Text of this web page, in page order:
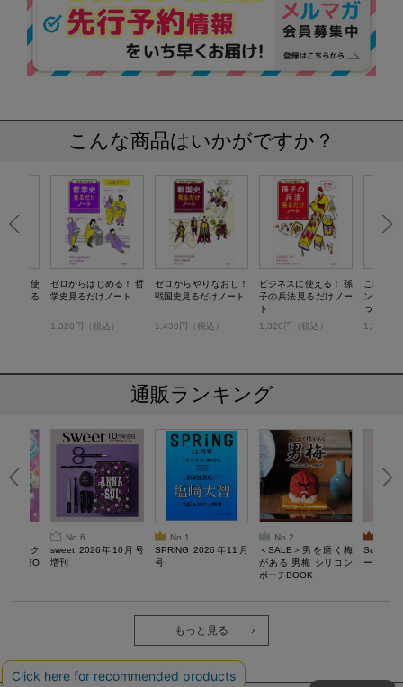
こんな商品はいかがですか？
すぐ使
済学見る
ゼロからはじめる！ 哲
学史見るだけノート
1,320円（税込）
ゼロからやりなおし！
戦国史見るだけノート
1,430円（税込）
ビジネスに使える！ 孫
子の兵法見るだけノー
ト
1,320円（税込）
これか
ンに必
つく！
だけノー
1,320円
通販ランキング
るスク
ぷにBO
No.6
sweet 2026年10月号
増刊
No.1
SPRiNG 2026年11月
号
No.2
＜SALE＞男を磨く梅
がある 男梅 シリコン
ポーチBOOK
ーツチャ
もっと見る